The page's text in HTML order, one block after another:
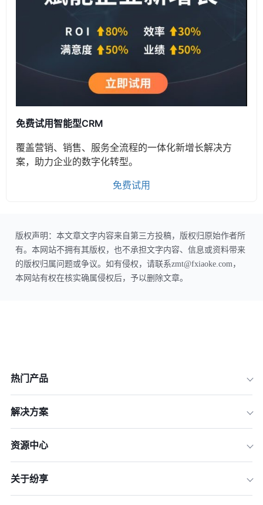
免费试用智能型CRM
覆盖营销、销售、服务全流程的一体化新增长解决方
案，助力企业的数字化转型。
免费试用
版权声明：本文章文字内容来自第三方投稿，版权归原始作者所
有。本网站不拥有其版权，也不承担文字内容、信息或资料带来
的版权归属问题或争议。如有侵权，请联系zmt@fxiaoke.com，
本网站有权在核实确属侵权后，予以删除文章。
热门产品
解决方案
资源中心
关于纷享